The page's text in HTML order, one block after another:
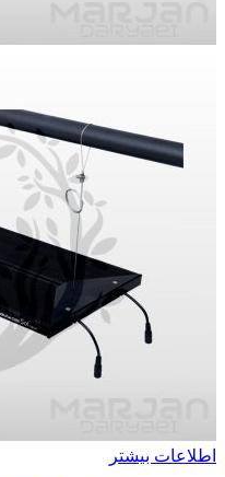
اطلاعات بیشتر